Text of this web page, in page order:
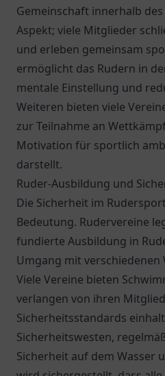
Gemeinschaft innerhalb
Aspekt; viele Mitglieder
und erleben gemeinsam
ermöglicht das Rudern in
mentale Einstellung und
Weiteren bieten viele
zur Teilnahme an
Motivation für sportlich
darstellt.
Ruder-Ausbildung und
Die Sicherheit im
Bedeutung. Rudervereine
fundierte Ausbildung in
Umgang mit verschiedenen
Viele Vereine bieten
verlangen von ihren
Sicherheitsstandards
Sicherheitswesten,
Sicherheit auf dem Wasser